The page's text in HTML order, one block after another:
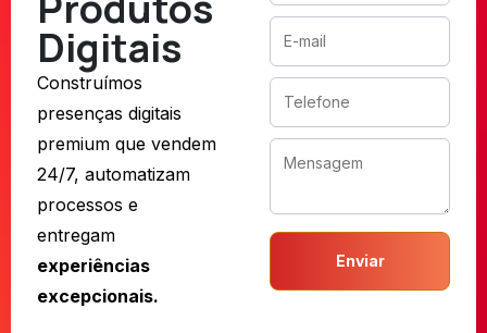
Digitais
Construímos
presenças digitais
premium que vendem
24/7, automatizam
processos e
entregam
experiências
excepcionais.
Enviar